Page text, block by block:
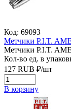
Код: 69093
Метчики P.I.T.
Метчики P.I.T.
Кол-во ед. в
127 RUB ₽/шт
В корзину